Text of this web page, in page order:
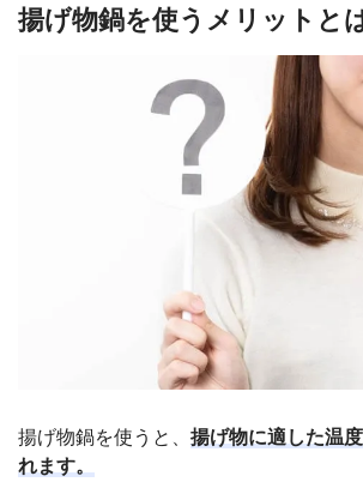
揚げ物鍋を使うメリットと
揚げ物鍋を使うと、 揚げ物に適した温
れます。